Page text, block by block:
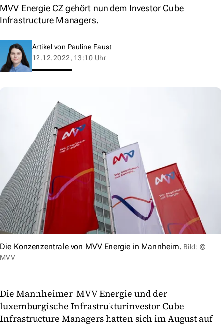
MVV Energie CZ gehört nun dem Investor Cube
Infrastructure Managers.
Artikel von Pauline Faust
12.12.2022, 13:10 Uhr
Die Konzenzentrale von MVV Energie in Mannheim. Bild: ©
MVV
Die Mannheimer MVV Energie und der
luxemburgische Infrastrukturinvestor Cube
Infrastructure Managers hatten sich im August auf